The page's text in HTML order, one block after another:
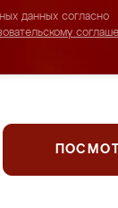
данных согласно